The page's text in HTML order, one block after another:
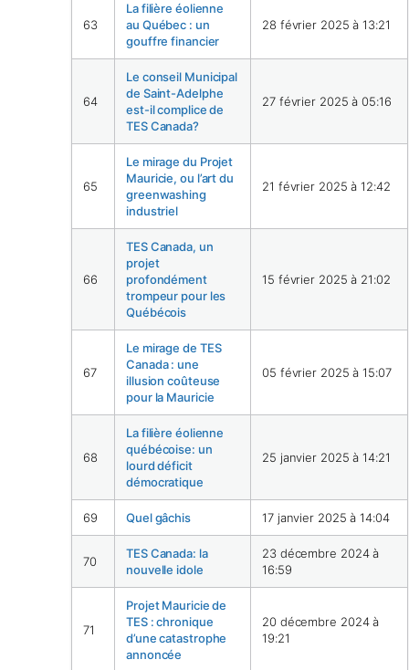
63
La filière éolienne
au Québec : un
gouffre financier
28 février 2025 à 13:21
64
Le conseil Municipal
de Saint-Adelphe
est-il complice de
TES Canada?
27 février 2025 à 05:16
65
Le mirage du Projet
Mauricie, ou l’art du
greenwashing
industriel
21 février 2025 à 12:42
66
TES Canada, un
projet
profondément
trompeur pour les
Québécois
15 février 2025 à 21:02
67
Le mirage de TES
Canada : une
illusion coûteuse
pour la Mauricie
05 février 2025 à 15:07
68
La filière éolienne
québécoise: un
lourd déficit
démocratique
25 janvier 2025 à 14:21
69 Quel gâchis 17 janvier 2025 à 14:04
70
TES Canada: la
nouvelle idole
23 décembre 2024 à
16:59
71
Projet Mauricie de
TES : chronique
d’une catastrophe
annoncée
20 décembre 2024 à
19:21